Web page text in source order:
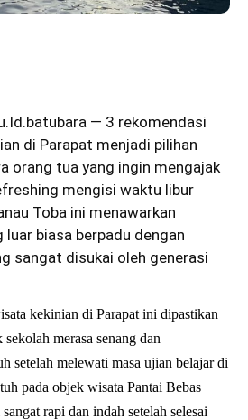
— 3 rekomendasi
di Parapat menjadi pilihan
orang tua yang ingin mengajak
mengisi waktu libur
Toba ini menawarkan
luar biasa berpadu dengan
sangat disukai oleh generasi
kekinian di Parapat ini dipastikan
merasa senang dan
setelah melewati masa ujian belajar di
pada objek wisata Pantai Bebas
rapi dan indah setelah selesai